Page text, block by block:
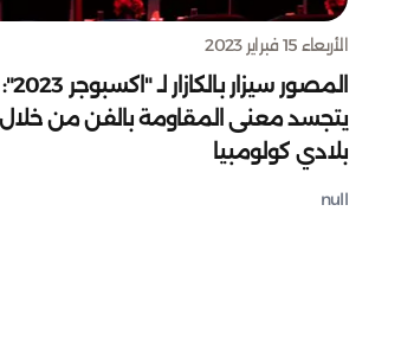
الأربعاء 15 فبراير 2023
يتجسد معنى المقاومة بالفن من
بلادي كولومبيا
null